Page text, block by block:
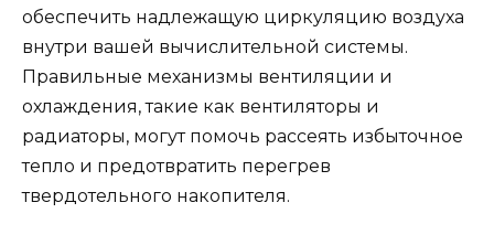
обеспечить надлежащую циркуляцию воздуха
внутри вашей вычислительной системы.
Правильные механизмы вентиляции и
охлаждения, такие как вентиляторы и
радиаторы, могут помочь рассеять избыточное
тепло и предотвратить перегрев
твердотельного накопителя.